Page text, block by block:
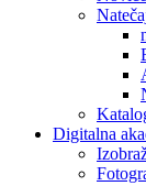
Digitalna